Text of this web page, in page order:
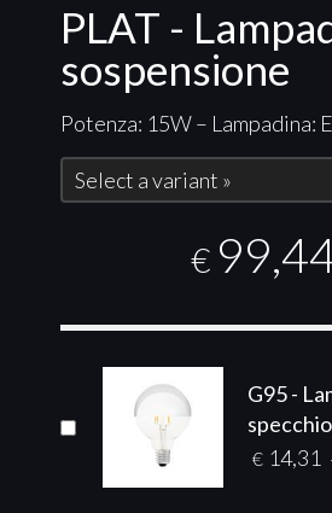
PLAT -
sospensione
Potenza: 15W – Lampadina:
Select a variant »
€
G95 -
€ 14,31